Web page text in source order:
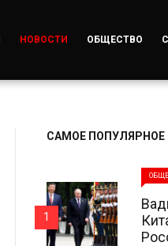
НОВОСТИ ОБЩЕСТВО
САМОЕ ПОПУЛЯРНОЕ
1